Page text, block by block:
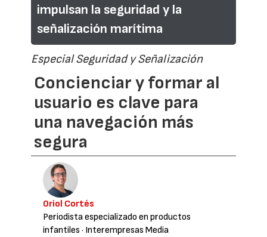
impulsan la seguridad y la
señalización marítima
Especial Seguridad y Señalización
Concienciar y formar al
usuario es clave para
una navegación más
segura
Oriol Cortés
Periodista especializado en productos
infantiles · Interempresas Media